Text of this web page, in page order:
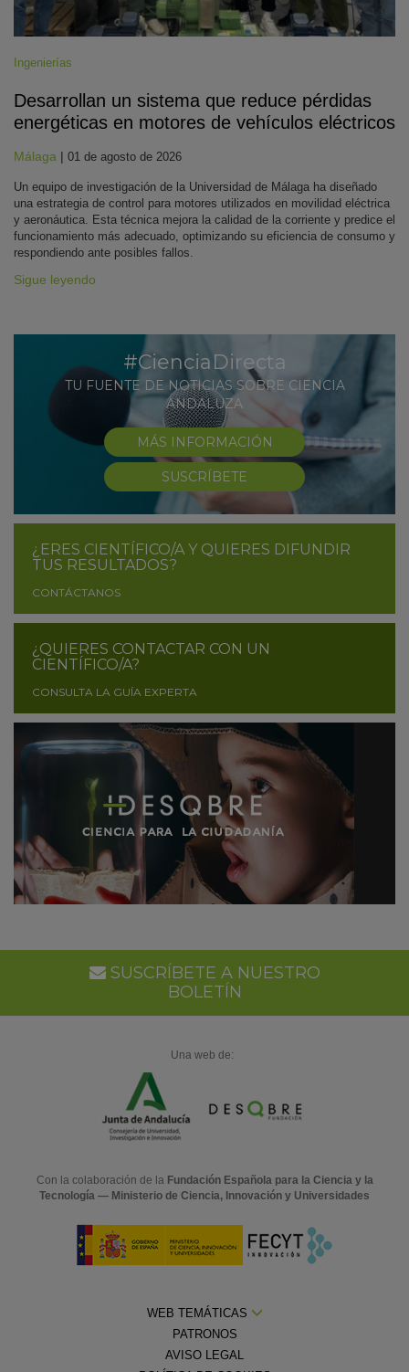
Ingenierías
Desarrollan un sistema que reduce pérdidas
energéticas en motores de vehículos eléctricos
Málaga | 01 de agosto de 2026
Un equipo de investigación de la Universidad de Málaga ha diseñado
una estrategia de control para motores utilizados en movilidad eléctrica
y aeronáutica. Esta técnica mejora la calidad de la corriente y predice el
funcionamiento más adecuado, optimizando su eficiencia de consumo y
respondiendo ante posibles fallos.
Sigue leyendo
#CienciaDirecta
TU FUENTE DE NOTICIAS SOBRE CIENCIA
ANDALUZA
MÁS INFORMACIÓN
SUSCRÍBETE
¿ERES CIENTÍFICO/A Y QUIERES DIFUNDIR
TUS RESULTADOS?
CONTÁCTANOS
¿QUIERES CONTACTAR CON UN
CIENTÍFICO/A?
CONSULTA LA GUÍA EXPERTA
SUSCRÍBETE A NUESTRO
BOLETÍN
Una web de:
Con la colaboración de la Fundación Española para la Ciencia y la
Tecnología — Ministerio de Ciencia, Innovación y Universidades
WEB TEMÁTICAS
PATRONOS
AVISO LEGAL